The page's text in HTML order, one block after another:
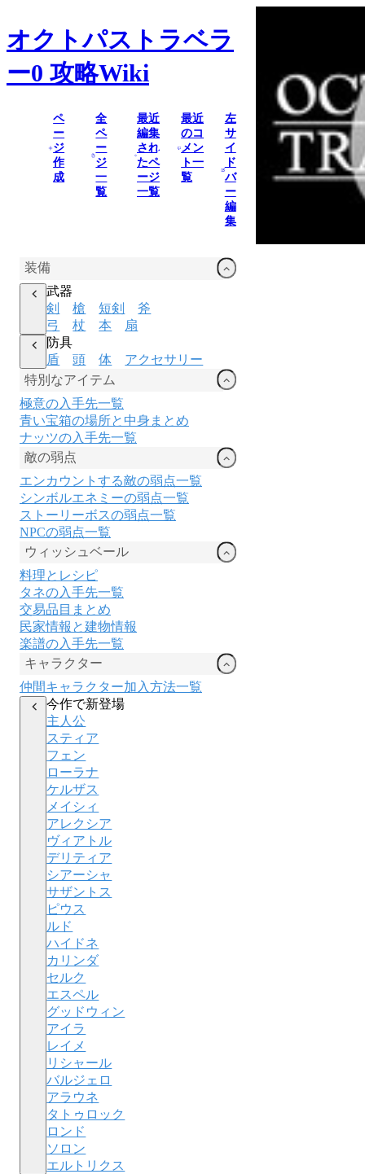
オクトパストラベラ
ー0 攻略Wiki
ペ
ー
ジ
作
成
全
ペ
ー
ジ
一
覧
最近
編集
され
たペ
ージ
一覧
最近
のコ
メン
ト一
覧
左
サ
イ
ド
バ
ー
編
集
装備
武器
剣
槍 短剣
斧
弓
杖 本
扇
防具
盾
頭 体
アクセサリー
特別なアイテム
極意の入手先一覧
青い宝箱の場所と中身まとめ
ナッツの入手先一覧
敵の弱点
エンカウントする敵の弱点一覧
シンボルエネミーの弱点一覧
ストーリーボスの弱点一覧
NPCの弱点一覧
ウィッシュベール
料理とレシピ
タネの入手先一覧
交易品目まとめ
民家情報と建物情報
楽譜の入手先一覧
キャラクター
仲間キャラクター加入方法一覧
今作で新登場
主人公
スティア
フェン
ローラナ
ケルザス
メイシィ
アレクシア
ヴィアトル
デリティア
シアーシャ
サザントス
ピウス
ルド
ハイドネ
カリンダ
セルク
エスペル
グッドウィン
アイラ
レイメ
リシャール
バルジェロ
アラウネ
タトゥロック
ロンド
ソロン
エルトリクス